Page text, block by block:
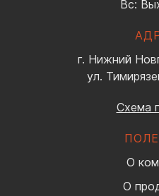
Вс:
г. Нижний
ул.
Схема
О
О